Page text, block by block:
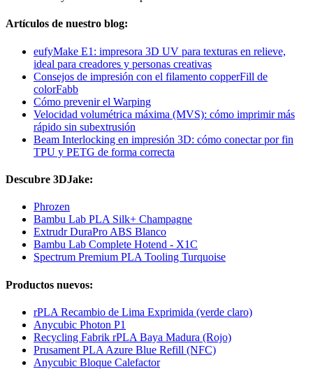
Artículos de nuestro blog:
eufyMake E1: impresora 3D UV para texturas en relieve,
ideal para creadores y personas creativas
Consejos de impresión con el filamento copperFill de
colorFabb
Cómo prevenir el Warping
Velocidad volumétrica máxima (MVS): cómo imprimir más
rápido sin subextrusión
Beam Interlocking en impresión 3D: cómo conectar por fin
TPU y PETG de forma correcta
Descubre 3DJake:
Phrozen
Bambu Lab PLA Silk+ Champagne
Extrudr DuraPro ABS Blanco
Bambu Lab Complete Hotend - X1C
Spectrum Premium PLA Tooling Turquoise
Productos nuevos:
rPLA Recambio de Lima Exprimida (verde claro)
Anycubic Photon P1
Recycling Fabrik rPLA Baya Madura (Rojo)
Prusament PLA Azure Blue Refill (NFC)
Anycubic Bloque Calefactor